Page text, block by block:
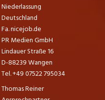
Niederlassung
Deutschland
Fa. nicejob.de
PR Medien GmbH
Lindauer Straße 16
D-88239 Wangen
Tel. +49 07522 795034
Thomas Reiner